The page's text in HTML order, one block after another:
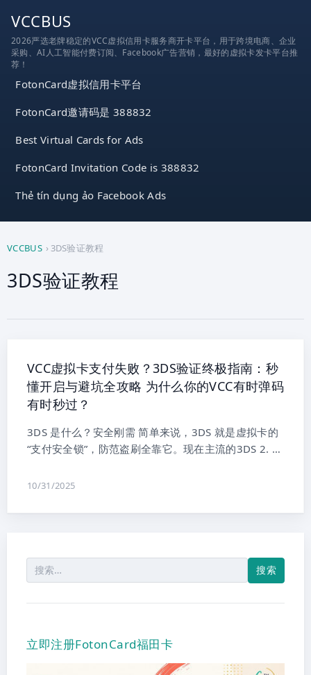
VCCBUS
2026严选老牌稳定的VCC虚拟信用卡服务商开卡平台，用于跨境电商、企业
采购、AI人工智能付费订阅、Facebook广告营销，最好的虚拟卡发卡平台推
荐！
FotonCard虚拟信用卡平台
FotonCard邀请码是 388832
Best Virtual Cards for Ads
FotonCard Invitation Code is 388832
Thẻ tín dụng ảo Facebook Ads
VCCBUS › 3DS验证教程
3DS验证教程
VCC虚拟卡支付失败？3DS验证终极指南：秒
懂开启与避坑全攻略 为什么你的VCC有时弹码
有时秒过？
3DS 是什么？安全刚需 简单来说，3DS 就是虚拟卡的
“支付安全锁”，防范盗刷全靠它。现在主流的3DS 2. …
10/31/2025
索：
立即注册FotonCard福田卡